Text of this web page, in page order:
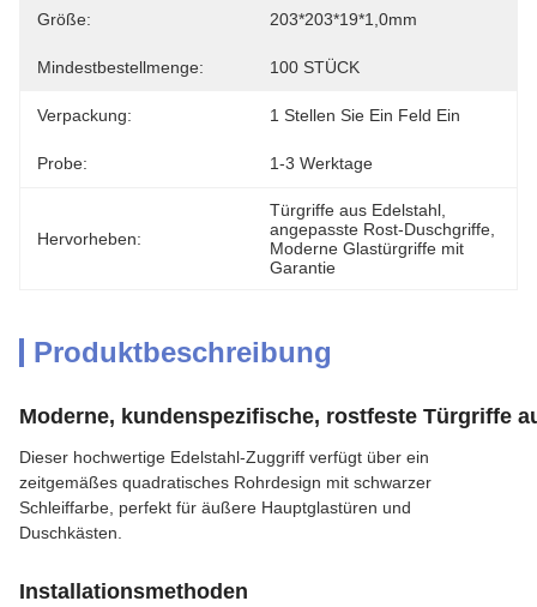
Größe: 203*203*19*1,0mm
Mindestbestellmenge: 100 STÜCK
Verpackung: 1 Stellen Sie Ein Feld Ein
Probe: 1-3 Werktage
Hervorheben:
Türgriffe aus Edelstahl
angepasste Rost-Duschgriffe
Moderne Glastürgriffe mit
Garantie
Produktbeschreibung
Moderne, kundenspezifische, rostfeste Türgriffe
Dieser hochwertige Edelstahl-Zuggriff verfügt über ein
zeitgemäßes quadratisches Rohrdesign mit schwarzer
Schleiffarbe, perfekt für äußere Hauptglastüren und
Duschkästen.
Installationsmethoden